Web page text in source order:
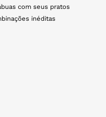
com seus pratos
inéditas